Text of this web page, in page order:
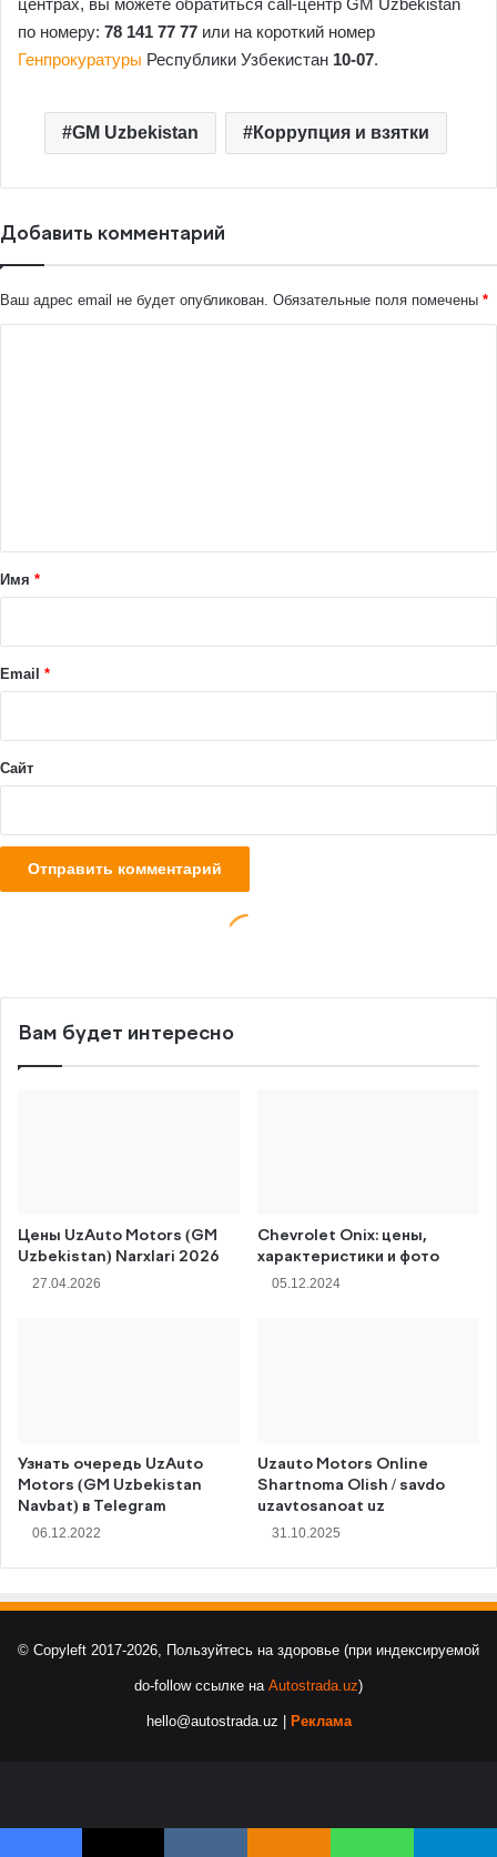
Вам будет интересно
Цены UzAuto Motors (GM
Uzbekistan) Narxlari 2026
27.04.2026
Chevrolet Onix: цены,
характеристики и фото
05.12.2024
Узнать очередь UzAuto
Motors (GM Uzbekistan
Navbat) в Telegram
06.12.2022
Uzauto Motors Online
Shartnoma Olish / savdo
uzavtosanoat uz
31.10.2025
© Copyleft 2017-2026, Пользуйтесь на здоровье (при индексируемой
do-follow ссылке на Autostrada.uz)
hello@autostrada.uz | Реклама